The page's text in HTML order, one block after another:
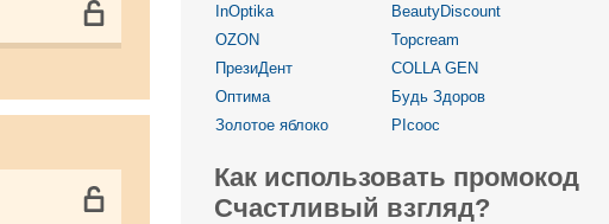
InOptika
BeautyDiscount
OZON
Topcream
ПрезиДент
COLLA GEN
Оптима
Будь Здоров
Золотое яблоко
PIcooc
Как использовать промокод
Счастливый взгляд?